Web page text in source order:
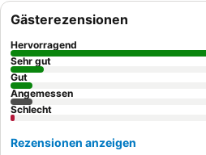
Gästerezensionen
Hervorragend
Sehr gut
Gut
Angemessen
Schlecht
Rezensionen anzeigen